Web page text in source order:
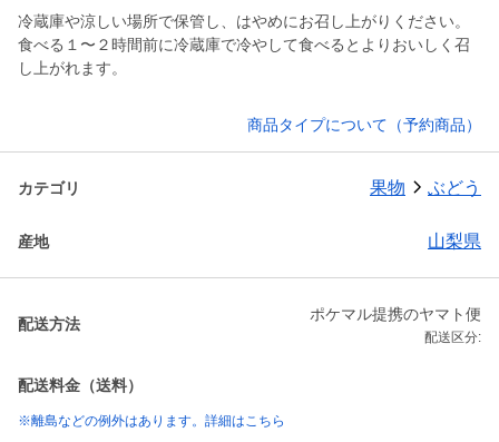
冷蔵庫や涼しい場所で保管し、はやめにお召し上がりください。
食べる１〜２時間前に冷蔵庫で冷やして食べるとよりおいしく召
し上がれます。
商品タイプについて（予約商品）
カテゴリ 果物 ぶどう
産地 山梨県
配送方法
ポケマル提携のヤマト便
配送区分:
配送料金（送料）
※離島などの例外はあります。詳細はこちら